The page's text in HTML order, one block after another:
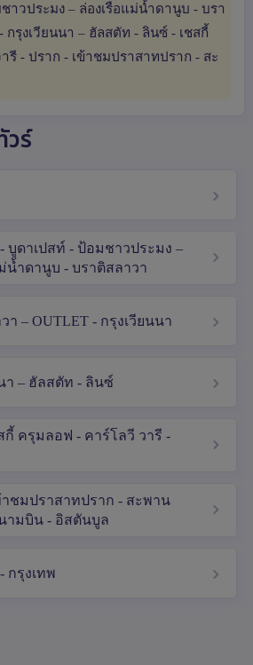
าวประมง – ล่องเรือแม่น้ำดานูบ - บรา
กรุงเวียนนา – ฮัลสตัท - ลินซ์ - เชสกี้
รี - ปราก - เข้าชมปราสาทปราก - สะ
วร์
บูดาเปสท์ - ป้อมชาวประมง –
น้ำดานูบ - บราติสลาวา
า – OUTLET - กรุงเวียนนา
า – ฮัลสตัท - ลินซ์
กี้ ครุมลอฟ - คาร์โลวี วารี -
าชมปราสาทปราก - สะพาน
ามบิน - อิสตันบูล
กรุงเทพ